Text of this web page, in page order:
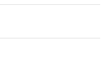
なります↓